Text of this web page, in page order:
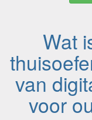
Wat
van
voor